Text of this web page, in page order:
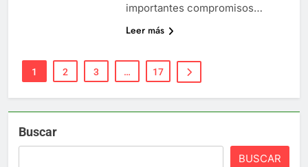
importantes compromisos…
Leer más
1 2 3 … 17
Buscar
BUSCAR